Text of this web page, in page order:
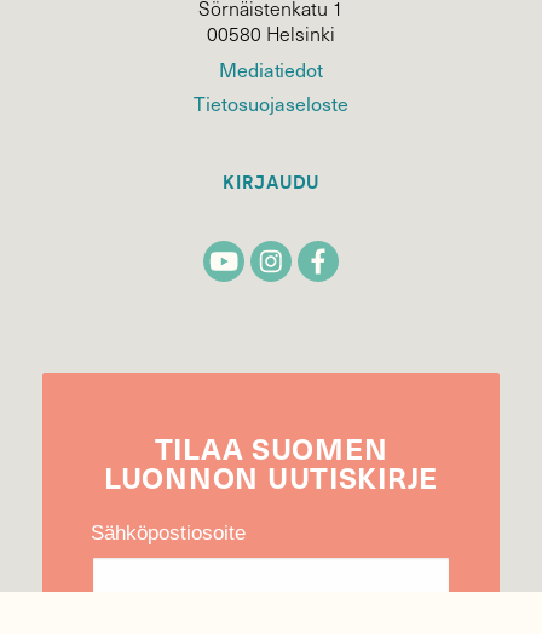
Sörnäistenkatu 1
00580 Helsinki
Mediatiedot
Tietosuojaseloste
KIRJAUDU
TILAA SUOMEN
LUONNON UUTIS­KIRJE
Sähköpostiosoite